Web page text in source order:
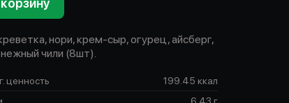
нори, крем-сыр, огурец, айсберг,
чили (8шт).
ценность
199.45 ккал